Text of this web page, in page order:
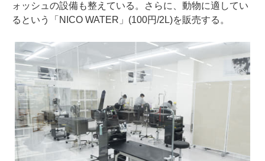
ォッシュの設備も整えている。さらに、動物に適してい
るという「NICO WATER」(100円/2L)を販売する。